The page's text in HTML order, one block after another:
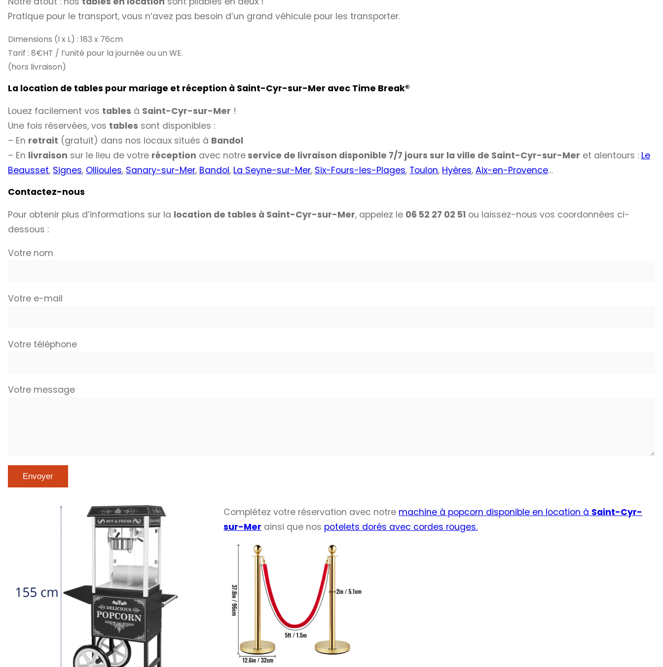
Pratique pour le transport, vous n’avez pas besoin d’un grand véhicule pour les transporter.
Dimensions (l x L) : 183 x 76cm
Tarif : 8€HT / l’unité pour la journée ou un WE.
(hors livraison)
La location de tables pour mariage et réception à Saint-Cyr-sur-Mer avec Time Break®
Louez facilement vos tables à Saint-Cyr-sur-Mer !
Une fois réservées, vos tables sont disponibles :
– En retrait (gratuit) dans nos locaux situés à Bandol
– En livraison sur le lieu de votre réception avec notre service de livraison disponible 7/7 jours sur la ville de Saint-Cyr-sur-Mer et alentours : Le
Beausset, Signes, Ollioules, Sanary-sur-Mer, Bandol, La Seyne-sur-Mer, Six-Fours-les-Plages, Toulon, Hyères, Aix-en-Provence…
Contactez-nous
Pour obtenir plus d’informations sur la location de tables à Saint-Cyr-sur-Mer, appelez le 06 52 27 02 51 ou laissez-nous vos coordonnées ci-
dessous :
Votre nom
Votre e-mail
Votre téléphone
Votre message
Complétez votre réservation avec notre machine à popcorn disponible en location à Saint-Cyr-
sur-Mer ainsi que nos potelets dorés avec cordes rouges.